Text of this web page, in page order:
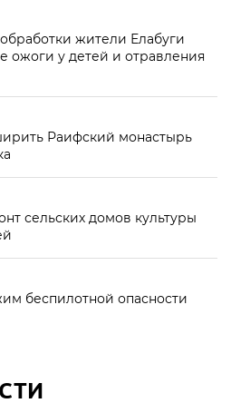
жители Елабуги
ожоги у детей и отравления
Раифский монастырь
сельских домов культуры
беспилотной опасности